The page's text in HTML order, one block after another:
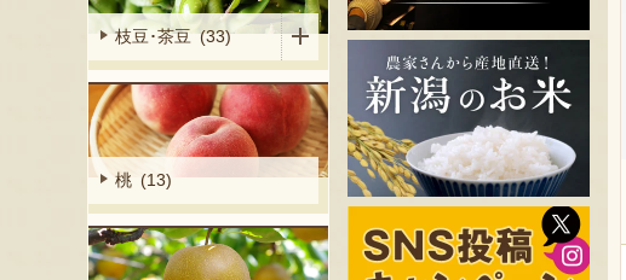
枝豆･茶豆 (33)
桃 (13)